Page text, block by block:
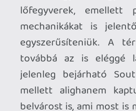
JohnBart 2026.04.19 23:54:45
Jó teszt lett, és zömében
benne leírtakkal. Én azonban sajnos
vagyok annyira elnéző, mint
személy szerint ugyanis NAGYON
portékát a játék felütése valamint a
fejlesztők Mad Max-es és Just
előéletének a tükrében, illetve mert a
csapat a megjelenéshez vezető
marketinganyagokban (látszólag)